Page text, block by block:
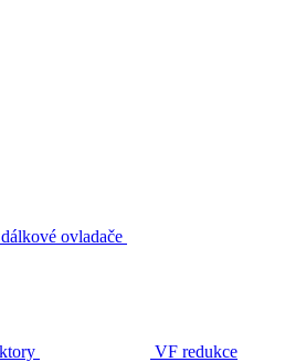
ovladače
VF redukce